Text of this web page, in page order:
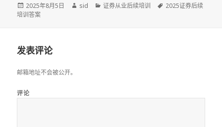
发
布
2025年8月5日
作
sid
分
证券从业后续培训
标
2025证券后续
培训答案
发表评论
邮箱地址不会被公开。
评论